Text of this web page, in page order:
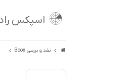
اسپکس
نقد و بررسی Boox